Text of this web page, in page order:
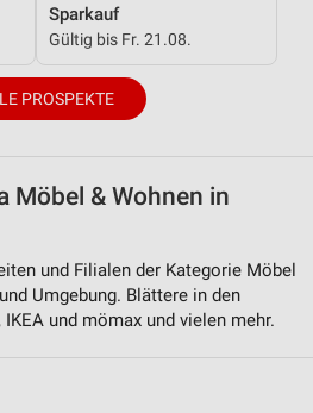
Sparkauf
Gültig bis Fr. 21.08.
PROSPEKTE
Möbel & Wohnen in
und Filialen der Kategorie Möbel
Umgebung. Blättere in den
und mömax und vielen mehr.